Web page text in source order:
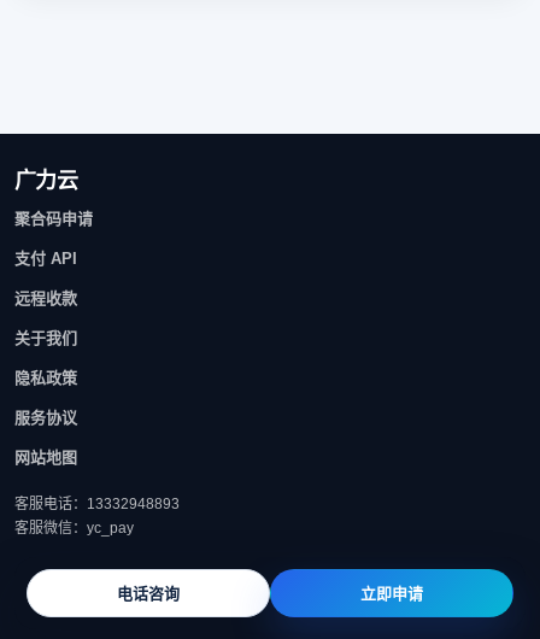
广力云
聚合码申请
支付 API
远程收款
关于我们
隐私政策
服务协议
网站地图
客服电话：13332948893
客服微信：yc_pay
电话咨询 立即申请